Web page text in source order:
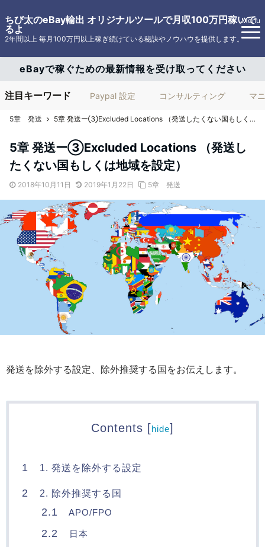
ちび太のeBay輸出 オリジナルツールで月収100万円稼いで
るよ
2年間以上 毎月100万円以上稼ぎ続けている秘訣やノウハウを提供します。
Menu
eBayで稼ぐための最新情報を受け取ってください
注目キーワード Paypal 設定 コンサルティング マ
5章 発送 5章 発送ー③Excluded Locations （発送したくない国もしくは地域を設定）
5章 発送ー③Excluded Locations （発送し
たくない国もしくは地域を設定）
2018年10月11日 2019年1月22日 5章 発送
発送を除外する設定、除外推奨する国をお伝えします。
Contents [hide]
1 1. 発送を除外する設定
2 2. 除外推奨する国
2.1 APO/FPO
2.2 日本